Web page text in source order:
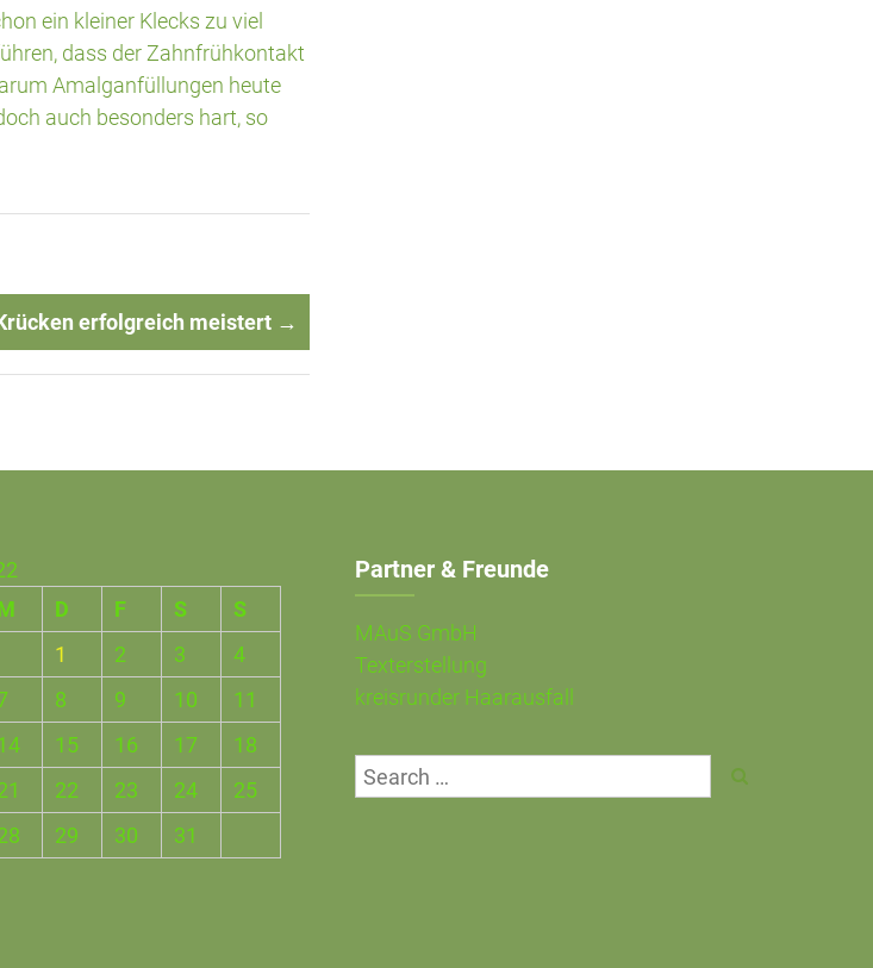
ein kleiner Klecks zu viel
dass der Zahnfrühkontakt
Amalganfüllungen heute
auch besonders hart, so
erfolgreich meistert →
D F S
S
1
2 3
4
8 9 10
11
15 16 17
18
22 23 24
25
29 30 31
Partner & Freunde
MAuS GmbH
Texterstellung
kreisrunder Haarausfall